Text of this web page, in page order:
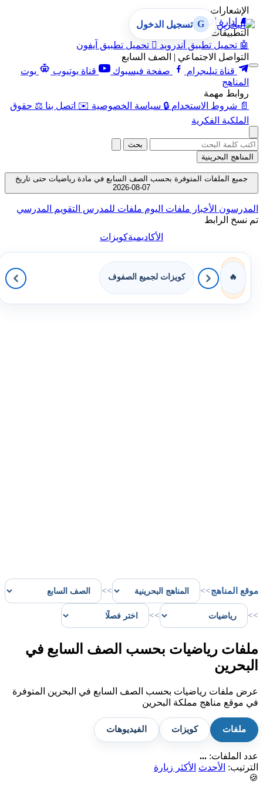
الإشعارات
🔔 إدارة الإشعارات
التطبيقات
🤖 تحميل تطبيق أندرويد  تحميل تطبيق آيفون
التواصل الاجتماعي | الصف السابع
قناة تيليجرام
صفحة فيسبوك قناة يوتيوب
بوت
المناهج
روابط مهمة
📄 شروط الاستخدام 🔒 سياسة الخصوصية ✉️ اتصل بنا ⚖️ حقوق
الملكية الفكرية
G تسجيل الدخول
بحث
المناهج البحرينية
جميع الملفات المتوفرة بحسب الصف السابع في مادة رياضيات حتى تاريخ
07-08-2026
المدرسون الأخبار ملفات اليوم ملفات للمدرس التقويم المدرسي
تم نسخ الرابط
الأكاديميةكويزات
🔥 كويزات لجميع الصفوف
موقع المناهج>>
>>
>>
>>
ملفات رياضيات بحسب الصف السابع في
البحرين
عرض ملفات رياضيات بحسب الصف السابع في البحرين المتوفرة
في موقع مناهج مملكة البحرين
ملفات كويزات الفيديوهات
عدد الملفات: ...
الترتيب:
الأحدث
الأكثر زيارة
🍪